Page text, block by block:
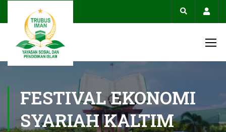
FESTIVAL EKONOMI
SYARIAH KALTIM